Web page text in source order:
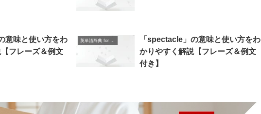
意味と使い方をわ
フレーズ＆例文
「spectacle」の意味と使い方をわ
かりやすく解説【フレーズ＆例文
付き】